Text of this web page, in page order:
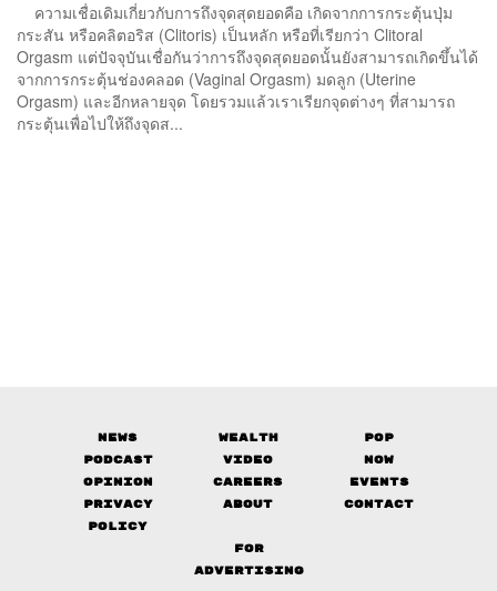
ความเชื่อเดิมเกี่ยวกับการถึงจุดสุดยอดคือ เกิดจากการกระตุ้นปุ่ม
กระสัน หรือคลิตอริส (Clitoris) เป็นหลัก หรือที่เรียกว่า Clitoral
Orgasm แต่ปัจจุบันเชื่อกันว่าการถึงจุดสุดยอดนั้นยังสามารถเกิดขึ้นได้
จากการกระตุ้นช่องคลอด (Vaginal Orgasm) มดลูก (Uterine
Orgasm) และอีกหลายจุด โดยรวมแล้วเราเรียกจุดต่างๆ ที่สามารถ
กระตุ้นเพื่อไปให้ถึงจุดส...
News Wealth
Pop
Podcast
Video
Now
Opinion
Careers
Events
Privacy
Policy
About Contact
FOR
ADVERTISING